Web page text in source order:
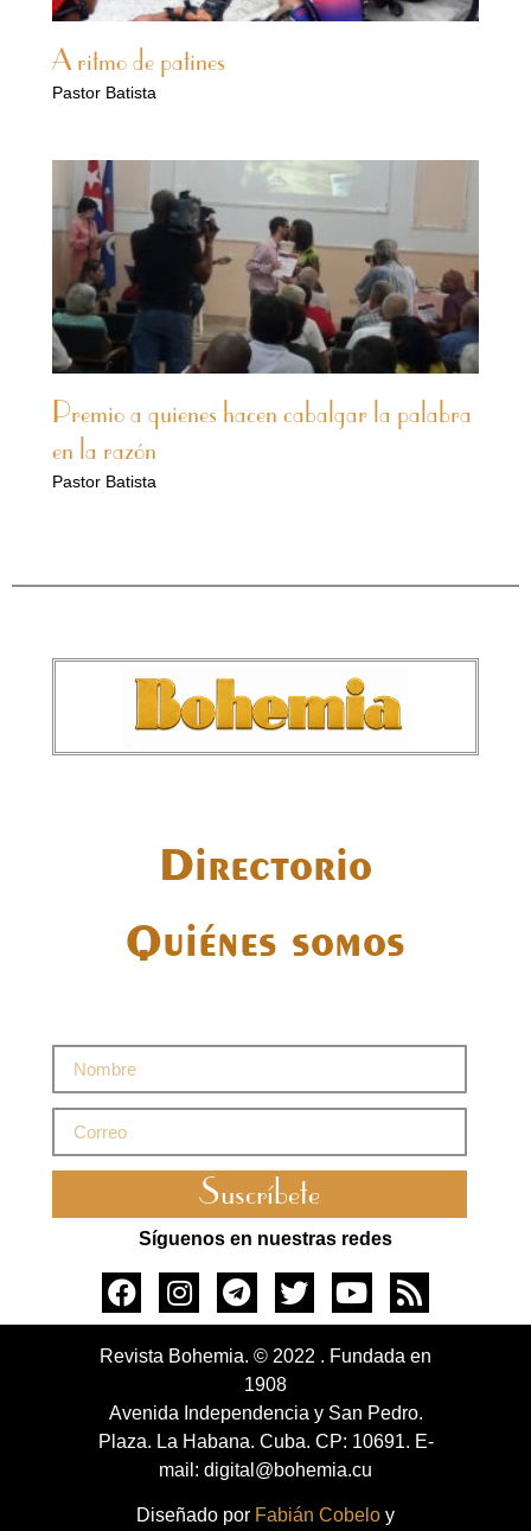
A ritmo de patines
Pastor Batista
Premio a quienes hacen cabalgar la palabra
en la razón
Pastor Batista
Directorio
Quiénes somos
Suscríbete
Síguenos en nuestras redes
Revista Bohemia. © 2022 . Fundada en
1908
Avenida Independencia y San Pedro.
Plaza. La Habana. Cuba. CP: 10691. E-
mail: digital@bohemia.cu
Diseñado por Fabián Cobelo y